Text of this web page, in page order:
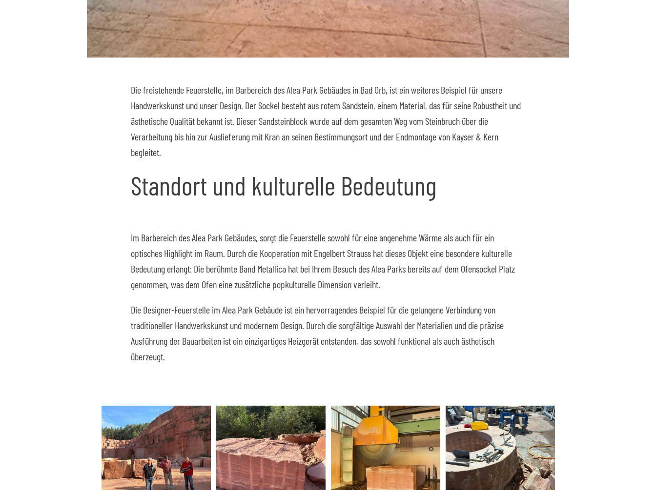
Die freistehende Feuerstelle, im Barbereich des Alea Park Gebäudes in Bad Orb, ist ein weiteres Beispiel für unsere
Handwerkskunst und unser Design. Der Sockel besteht aus rotem Sandstein, einem Material, das für seine Robustheit und
ästhetische Qualität bekannt ist. Dieser Sandsteinblock wurde auf dem gesamten Weg vom Steinbruch über die
Verarbeitung bis hin zur Auslieferung mit Kran an seinen Bestimmungsort und der Endmontage von Kayser & Kern
begleitet.
Standort und kulturelle Bedeutung
Im Barbereich des Alea Park Gebäudes, sorgt die Feuerstelle sowohl für eine angenehme Wärme als auch für ein
optisches Highlight im Raum. Durch die Kooperation mit Engelbert Strauss hat dieses Objekt eine besondere kulturelle
Bedeutung erlangt: Die berühmte Band Metallica hat bei Ihrem Besuch des Alea Parks bereits auf dem Ofensockel Platz
genommen, was dem Ofen eine zusätzliche popkulturelle Dimension verleiht.
Die Designer-Feuerstelle im Alea Park Gebäude ist ein hervorragendes Beispiel für die gelungene Verbindung von
traditioneller Handwerkskunst und modernem Design. Durch die sorgfältige Auswahl der Materialien und die präzise
Ausführung der Bauarbeiten ist ein einzigartiges Heizgerät entstanden, das sowohl funktional als auch ästhetisch
überzeugt.